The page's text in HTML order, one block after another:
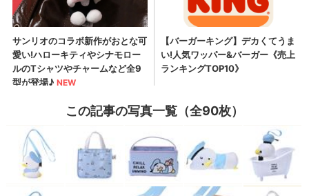
この記事の写真一覧（全90枚）